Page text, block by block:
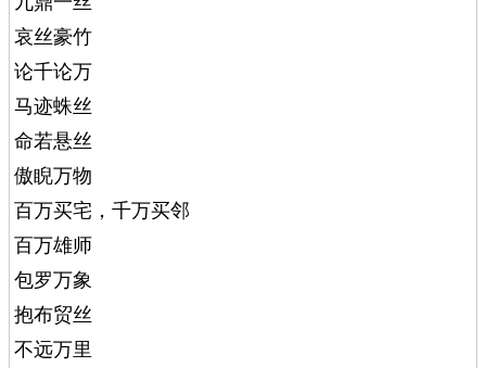
哀丝豪竹
论千论万
马迹蛛丝
命若悬丝
傲睨万物
百万买宅，千万买邻
百万雄师
包罗万象
抱布贸丝
不远万里